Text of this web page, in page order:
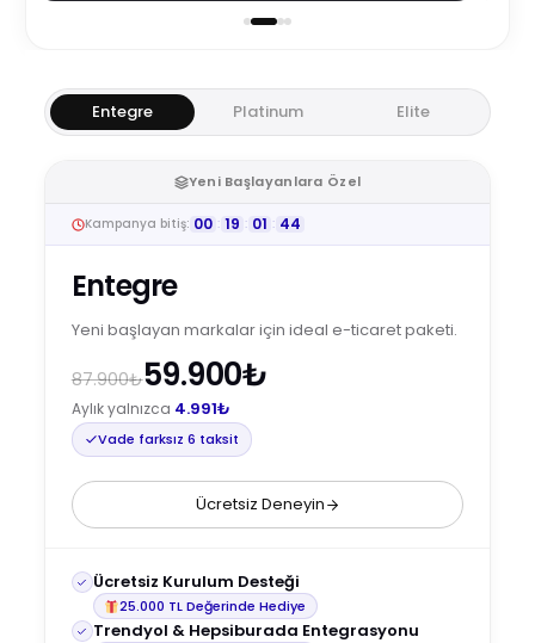
Entegre Platinum Elite
Yeni Başlayanlara Özel
Kampanya bitiş: 00 : 19 : 01 : 44
Entegre
Yeni başlayan markalar için ideal e-ticaret paketi.
87.900₺59.900₺
Aylık yalnızca 4.991₺
Vade farksız 6 taksit
Ücretsiz Deneyin
Ücretsiz Kurulum Desteği
25.000 TL Değerinde Hediye
Trendyol & Hepsiburada Entegrasyonu